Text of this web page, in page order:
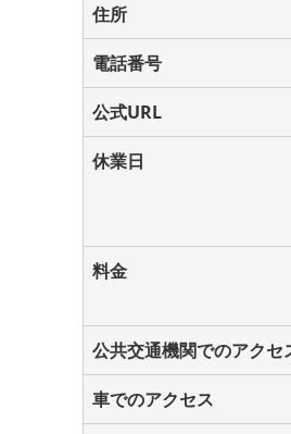
住所
電話番号
公式URL
休業日
料金
公共交通機関でのアクセ
車でのアクセス